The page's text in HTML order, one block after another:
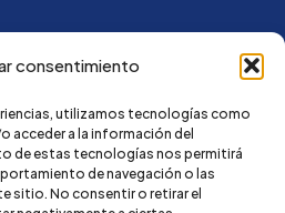
consentimiento
utilizamos tecnologías como
acceder a la información del
de estas tecnologías nos permitirá
de navegación o las
sitio. No consentir o retirar el
con nosotros